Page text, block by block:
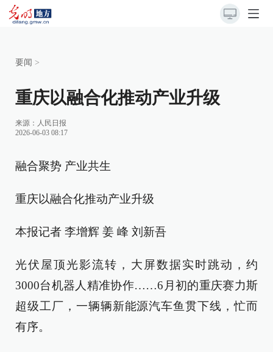
要闻 >
重庆以融合化推动产业升级
来源： 人民日报
2026-06-03 08:17
融合聚势 产业共生
重庆以融合化推动产业升级
本报记者 李增辉 姜 峰 刘新吾
光伏屋顶光影流转，大屏数据实时跳动，约
3000台机器人精准协作……6月初的重庆赛力斯
超级工厂，一辆辆新能源汽车鱼贯下线，忙而
有序。